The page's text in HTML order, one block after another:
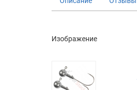
Изображение